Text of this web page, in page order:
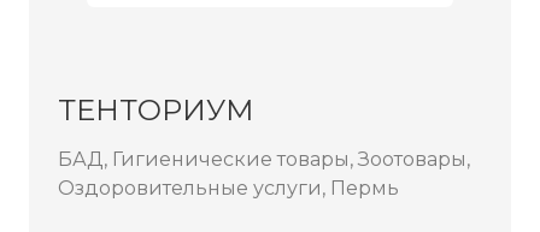
ТЕНТОРИУМ
БАД, Гигиенические товары, Зоотовары,
Оздоровительные услуги, Пермь